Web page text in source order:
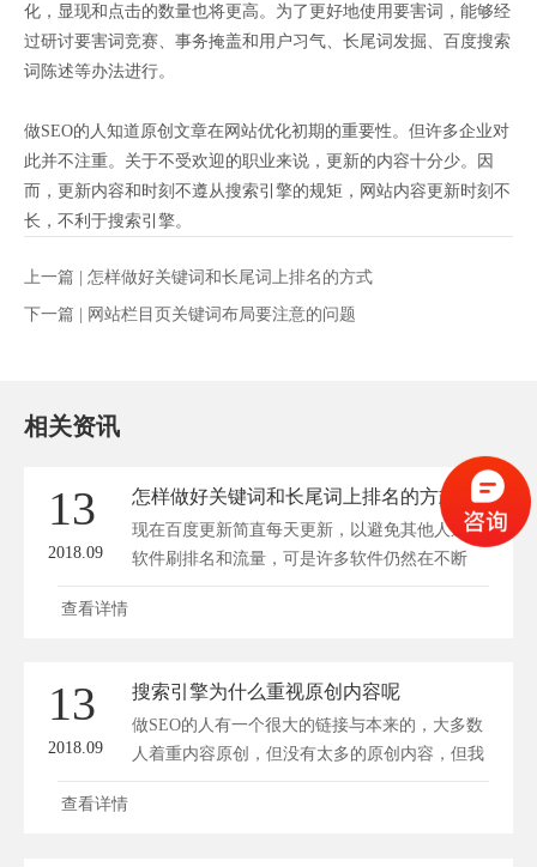
化，显现和点击的数量也将更高。为了更好地使用要害词，能够经
过研讨要害词竞赛、事务掩盖和用户习气、长尾词发掘、百度搜索
词陈述等办法进行。
做SEO的人知道原创文章在网站优化初期的重要性。但许多企业对
此并不注重。关于不受欢迎的职业来说，更新的内容十分少。因
而，更新内容和时刻不遵从搜索引擎的规矩，网站内容更新时刻不
长，不利于搜索引擎。
上一篇 | 怎样做好关键词和长尾词上排名的方式
下一篇 | 网站栏目页关键词布局要注意的问题
相关资讯
13
2018.09
怎样做好关键词和长尾词上排名的方式
现在百度更新简直每天更新，以避免其他人运用
软件刷排名和流量，可是许多软件仍然在不断
模...
查看详情
13
2018.09
搜索引擎为什么重视原创内容呢
做SEO的人有一个很大的链接与本来的，大多数
人着重内容原创，但没有太多的原创内容，但我
依...
查看详情